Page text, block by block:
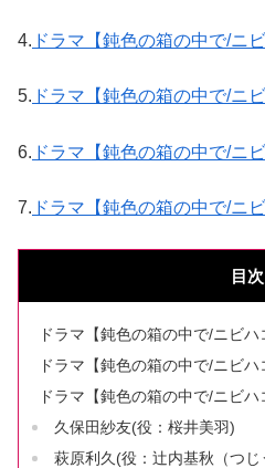
4. ドラマ【鈍色の箱の中で/ニ
5. ドラマ【鈍色の箱の中で/ニ
6. ドラマ【鈍色の箱の中で/ニ
7. ドラマ【鈍色の箱の中で/ニ
目次
ドラマ【鈍色の箱の中で/ニビハ
ドラマ【鈍色の箱の中で/ニビ
ドラマ【鈍色の箱の中で/ニビハ
久保田紗友(役：桜井美羽)
萩原利久(役：辻内基秋（つ